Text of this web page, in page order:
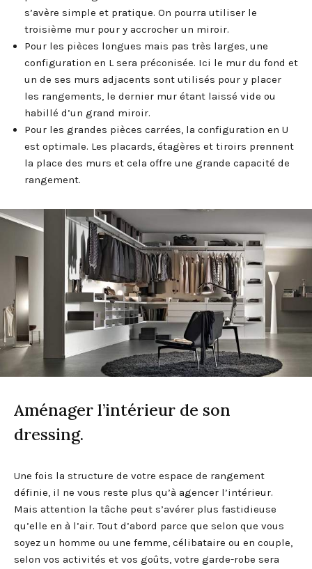
s’avère simple et pratique. On pourra utiliser le
troisième mur pour y accrocher un miroir.
Pour les pièces longues mais pas très larges, une
configuration en L sera préconisée. Ici le mur du fond et
un de ses murs adjacents sont utilisés pour y placer
les rangements, le dernier mur étant laissé vide ou
habillé d’un grand miroir.
Pour les grandes pièces carrées, la configuration en U
est optimale. Les placards, étagères et tiroirs prennent
la place des murs et cela offre une grande capacité de
rangement.
Aménager l’intérieur de son
dressing.
Une fois la structure de votre espace de rangement
définie, il ne vous reste plus qu’à agencer l’intérieur.
Mais attention la tâche peut s’avérer plus fastidieuse
qu’elle en à l’air. Tout d’abord parce que selon que vous
soyez un homme ou une femme, célibataire ou en couple,
selon vos activités et vos goûts, votre garde-robe sera